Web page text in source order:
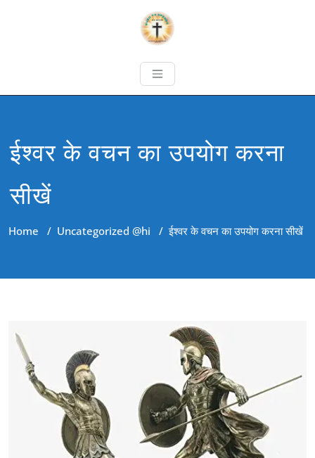
ईश्वर के वचन का उपयोग करना
सीखें
Home / Uncategorized @hi /ईश्वर के वचन का उपयोग करना सीखें